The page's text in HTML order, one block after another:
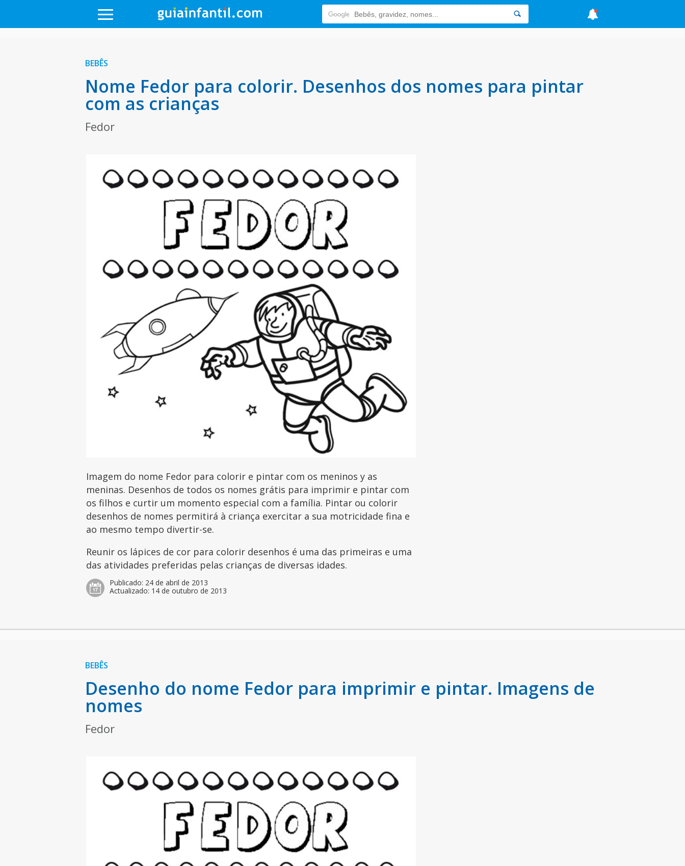
BEBÊS
Nome Fedor para colorir. Desenhos dos nomes para pintar
com as crianças
Fedor
Imagem do nome Fedor para colorir e pintar com os meninos y as
meninas. Desenhos de todos os nomes grátis para imprimir e pintar com
os filhos e curtir um momento especial com a família. Pintar ou colorir
desenhos de nomes permitirá à criança exercitar a sua motricidade fina e
ao mesmo tempo divertir-se.
Reunir os lápices de cor para colorir desenhos é uma das primeiras e uma
das atividades preferidas pelas crianças de diversas idades.
Publicado: 24 de abril de 2013
Actualizado: 14 de outubro de 2013
BEBÊS
Desenho do nome Fedor para imprimir e pintar. Imagens de
nomes
Fedor